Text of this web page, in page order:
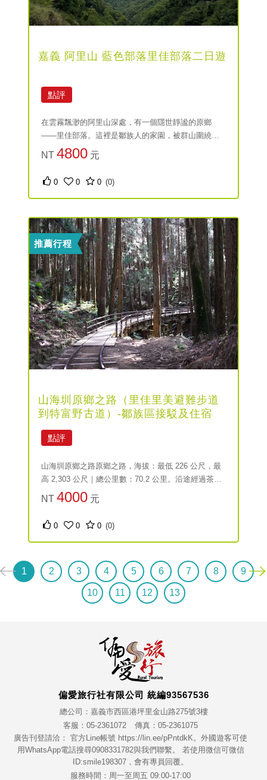
嘉義 阿里山 藍色部落里佳部落二日遊
點評
在雲霧飄渺的阿里山深處，有一個隱世靜謐的原鄉
——里佳部落。這裡是鄒族人的家園，被群山圍繞、
溪流蜿蜒。這趟二日遊，不只是旅程，更是一次走進
文化與自然交融的體驗。放慢腳步，與部落居民一起
感受山林的節奏，沉浸在鄒族傳統與現代創意融合的
生活美學中。
NT 4800 元
0 0 0 (0)
推薦行程
山海圳原鄉之路（里佳里美避難步道
到特富野古道）-鄒族區接駁及住宿
點評
山海圳原鄉之路原鄉之路，海拔：最低 226 公尺，最
高 2,303 公尺｜總公里數：70.2 公里。沿途經過茶
山、新美、山美、里佳、達邦與特富野鄒族部落，感
受鄒族的日常與文化，其中達邦與特富野仍保留著
「庫巴 KUBA」，是鄒族男子集會所，也有幾處天主
堂與教會，部落內常有鄒族紋飾及壁畫，周邊則多為
果園、茶園、咖啡園、檳榔園與竹林，此段也進入地
溪谷。從特富野至自忠保留著早期林鐵水山線鐵軌，
周邊林相為柳杉人造林。
NT 4000 元
0 0 0 (0)
1 2 3 4 5 6 7 8 9
10 11 12 13
偏愛旅行社有限公司 統編93567536
總公司：嘉義市西區港坪里金山路275號3樓
客服：05-2361072
傳真：05-2361075
廣告刊登請洽： 官方Line帳號 https://lin.ee/pPntdkK。外國遊客可使
用WhatsApp電話搜尋0908331782與我們聯繫。 若使用微信可微信
ID:smile198307，會有專員回覆。
服務時間：周一至周五 09:00-17:00